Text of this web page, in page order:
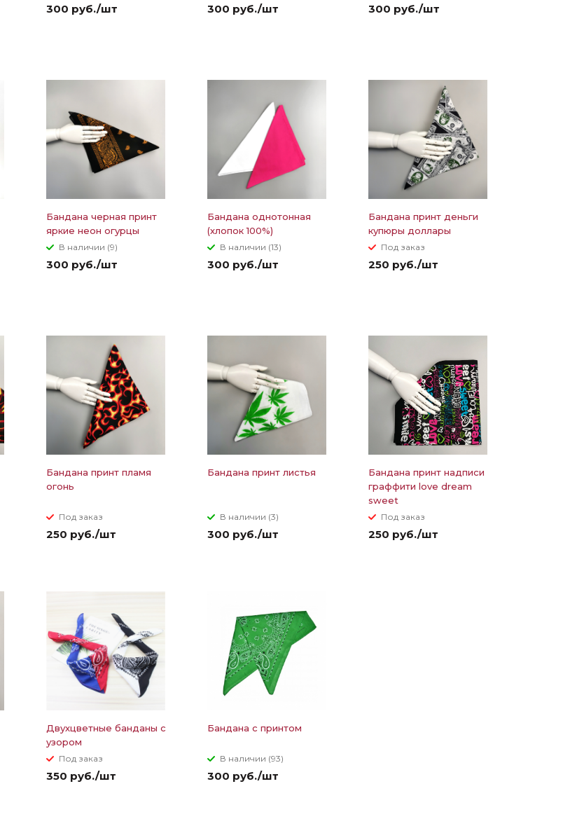
300 руб./шт 300 руб./шт 300 руб./шт
Бандана черная принт
яркие неон огурцы
В наличии (9)
300 руб./шт
Бандана однотонная
(хлопок 100%)
В наличии (13)
300 руб./шт
Бандана принт деньги
купюры доллары
Под заказ
250 руб./шт
Бандана принт пламя
огонь
Под заказ
250 руб./шт
Бандана принт листья
В наличии (3)
300 руб./шт
Бандана принт надписи
граффити love dream
sweet
Под заказ
250 руб./шт
Двухцветные банданы с
узором
Под заказ
350 руб./шт
Бандана с принтом
В наличии (93)
300 руб./шт